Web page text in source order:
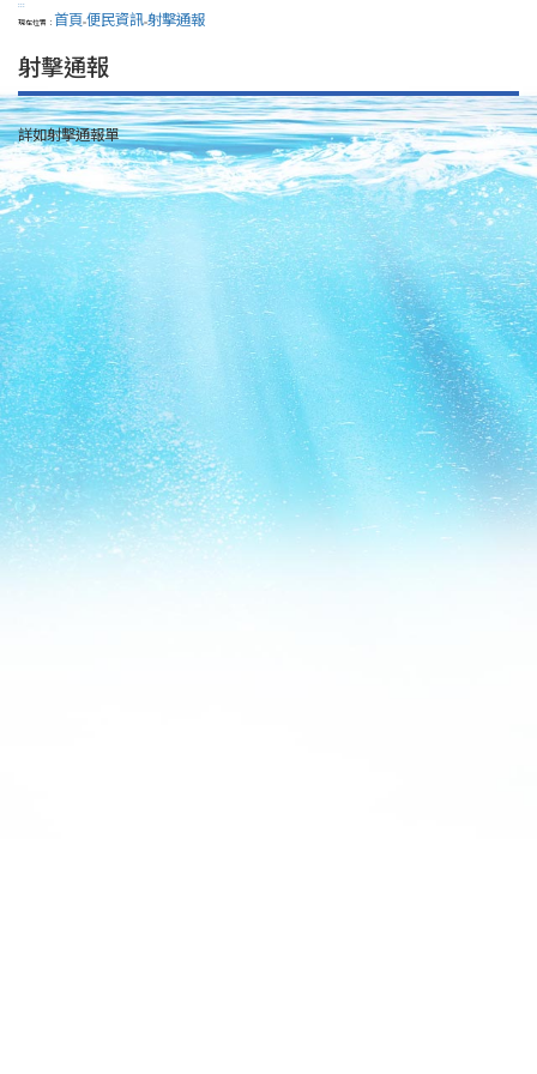
:::
現在位置： 首頁>便民資訊>射擊通報
射擊通報
詳如射擊通報單